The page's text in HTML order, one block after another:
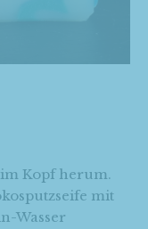
Kopf herum.
mit
Wasser